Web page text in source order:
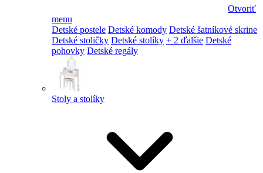
Otvoriť
menu
Detské postele Detské komody Detské šatníkové skrine
Detské stoličky Detské stolíky + 2 ďalšie Detské
pohovky Detské regály
Stoly a stolíky